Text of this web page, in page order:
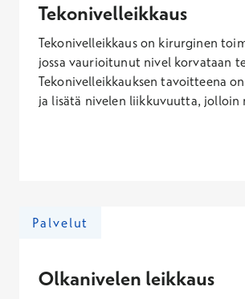
Tekonivelleikkaus
Tekonivelleikkaus on kirurginen
jossa vaurioitunut nivel korvataan
Tekonivelleikkauksen tavoitteena
ja lisätä nivelen liikkuvuutta, jolloin
lonkan, polven ja olkapään
Palvelut
Olkanivelen leikkaus